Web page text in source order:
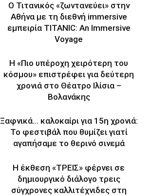
Ο Τιτανικός «ζωντανεύει» στην
Αθήνα με τη διεθνή immersive
εμπειρία TITANIC: An Immersive
Voyage
Η «Πιο υπέροχη χειρότερη του
κόσμου» επιστρέφει για δεύτερη
χρονιά στο Θέατρο Ιλίσια –
Βολανάκης
Ξαφνικά… καλοκαίρι για 15η χρονιά:
Το φεστιβάλ που θυμίζει γιατί
αγαπήσαμε το θερινό σινεμά
Η έκθεση «ΤΡΕΙΣ» φέρνει σε
δημιουργικό διάλογο τρεις
σύγχρονες καλλιτέχνιδες στη